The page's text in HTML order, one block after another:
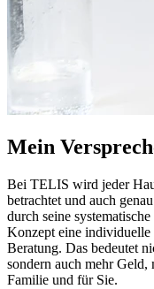
Mein
Bei TELIS wird jeder
betrachtet und auch
durch seine
Konzept eine individuelle
Beratung. Das bedeutet
sondern auch mehr
Familie und für Sie.